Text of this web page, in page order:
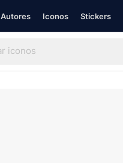
Autores Iconos Stickers